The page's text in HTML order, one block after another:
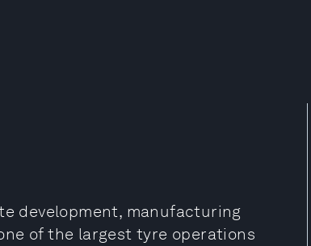
development, manufacturing
of the largest tyre operations